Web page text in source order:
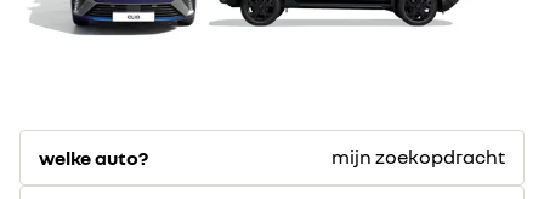
welke auto? mijn zoekopdracht